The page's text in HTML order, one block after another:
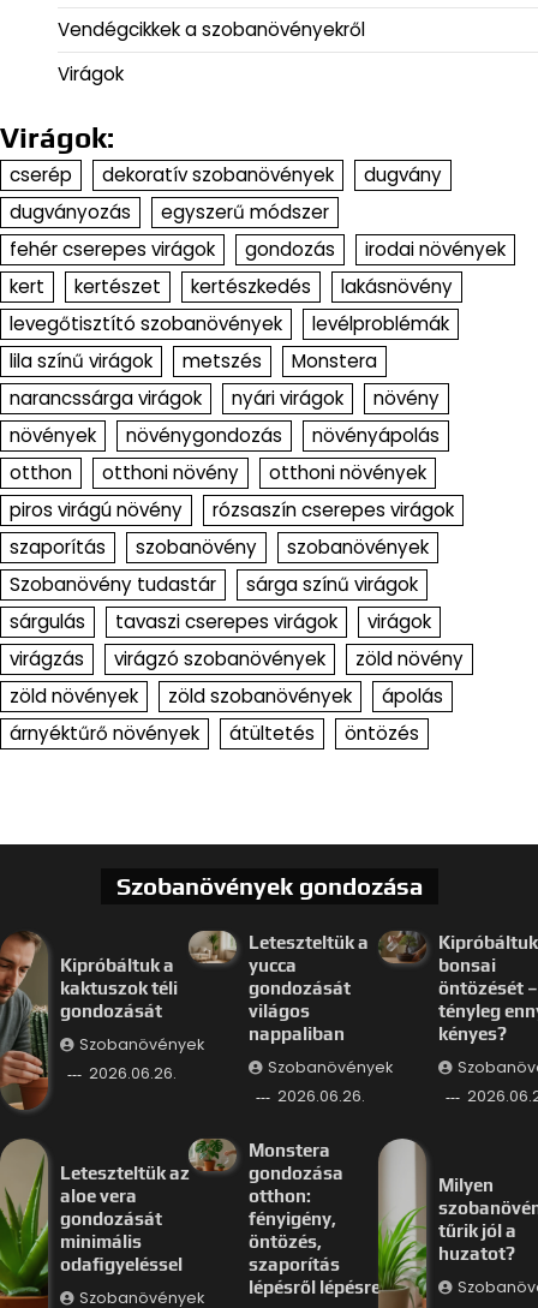
Vendégcikkek a szobanövényekről
Virágok
Virágok:
cserép dekoratív szobanövények
dugvány
dugványozás
egyszerű módszer
fehér cserepes virágok
gondozás
irodai növények
kert
kertészet kertészkedés
lakásnövény
levegőtisztító szobanövények
levélproblémák
lila színű virágok
metszés
Monstera
narancssárga virágok
nyári virágok
növény
növények
növénygondozás
növényápolás
otthon
otthoni növény
otthoni növények
piros virágú növény
rózsaszín cserepes virágok
szaporítás
szobanövény
szobanövények
Szobanövény tudastár
sárga színű virágok
sárgulás
tavaszi cserepes virágok
virágok
virágzás
virágzó szobanövények
zöld növény
zöld növények
zöld szobanövények
ápolás
árnyéktűrő növények
átültetés öntözés
Szobanövények gondozása
Kipróbáltuk a
kaktuszok téli
gondozását
Szobanövények
2026.06.26.
Leteszteltük a
yucca
gondozását
világos
nappaliban
Szobanövények
2026.06.26.
bonsai
öntözését –
tényleg
kényes?
Leteszteltük az
aloe vera
gondozását
minimális
odafigyeléssel
Szobanövények
Monstera
gondozása
otthon:
fényigény,
öntözés,
szaporítás
lépésről lépésre
Milyen
tűrik jól a
huzatot?